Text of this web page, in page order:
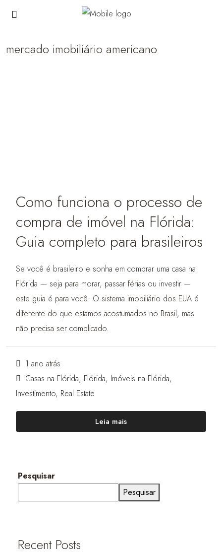
mercado imobiliário americano
Como funciona o processo de
compra de imóvel na Flórida:
Guia completo para brasileiros
Se você é brasileiro e sonha em comprar uma casa na
Flórida — seja para morar, passar férias ou investir —
este guia é para você. O sistema imobiliário dos EUA é
diferente do que estamos acostumados no Brasil, mas
não precisa ser complicado.
1 ano atrás
Casas na Flórida, Flórida, Imóveis na Flórida,
Investimento, Real Estate
Leia mais
Pesquisar
Pesquisar
Recent Posts